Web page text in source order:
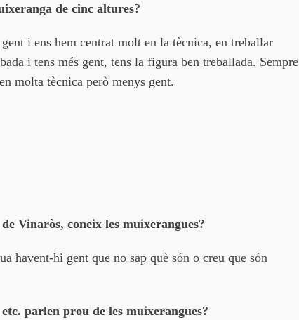
de cinc altures?
i ens hem centrat molt en la tècnica, en treballar
i tens més gent, tens la figura ben treballada. Sempre
molta tècnica però menys gent.
Vinaròs, coneix les muixerangues?
havent-hi gent que no sap què són o creu que són
parlen prou de les muixerangues?